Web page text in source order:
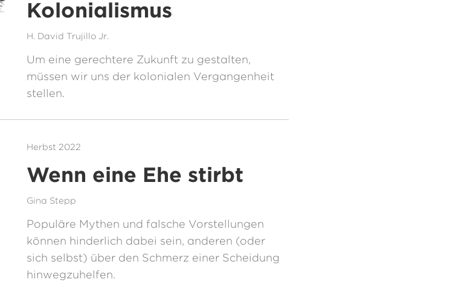
Kolonialismus
H. David Trujillo Jr.
Um eine gerechtere Zukunft zu gestalten,
müssen wir uns der kolonialen Vergangenheit
stellen.
Herbst 2022
Wenn eine Ehe stirbt
Gina Stepp
Populäre Mythen und falsche Vorstellungen
können hinderlich dabei sein, anderen (oder
sich selbst) über den Schmerz einer Scheidung
hinwegzuhelfen.